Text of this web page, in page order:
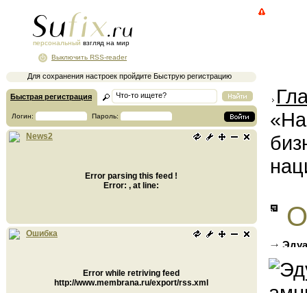
персональный взгляд на мир
Для сохранения настроек пройдите Быструю регистрацию
Выключить RSS-reader
Быстрая регистрация
Логин: Пароль:
News2
Error parsing this feed !
Error: , at line:
Ошибка
Error while retriving feed
http://www.membrana.ru/export/rss.xml